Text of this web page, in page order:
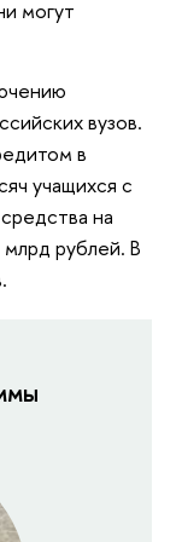
могут
вузов.
в
учащихся с
на
рублей. В